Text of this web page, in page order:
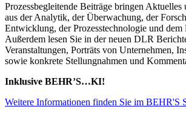
Prozessbegleitende Beiträge bringen Aktuelles
aus der Analytik, der Überwachung, der
Entwicklung, der Prozesstechnologie und dem
Außerdem lesen Sie in der neuen DLR
Veranstaltungen, Porträts von Unternehmen,
sowie konkrete Stellungnahmen und
Inklusive BEHR’S…KI!
Weitere Informationen finden Sie im BEHR'S